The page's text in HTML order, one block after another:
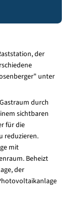
der
unter
durch
sichtbaren
für die
reduzieren.
mit
Beheizt
der